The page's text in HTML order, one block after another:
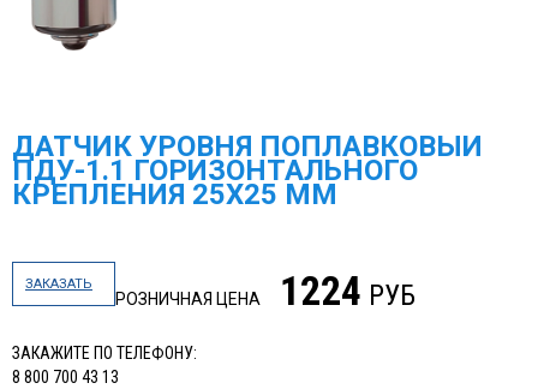
ДАТЧИК УРОВНЯ ПОПЛАВКОВЫЙ
ПДУ-1.1 ГОРИЗОНТАЛЬНОГО
КРЕПЛЕНИЯ 25Х25 ММ
ЗАКАЗАТЬ
РОЗНИЧНАЯ ЦЕНА 1224 РУБ
ЗАКАЖИТЕ ПО ТЕЛЕФОНУ:
8 800 700 43 13